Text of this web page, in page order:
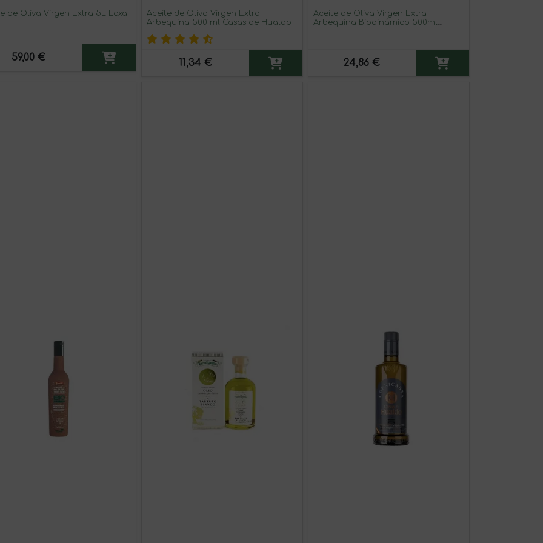
de Oliva Virgen Extra 5L Loxa
59,00 €
Aceite de Oliva Virgen Extra
Arbequina 500 ml Casas de Hualdo
11,34 €
Aceite de Oliva Virgen Extra
Arbequina Biodinámico 500ml
24,86 €